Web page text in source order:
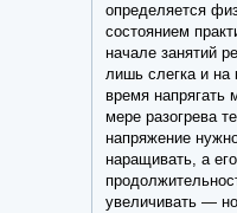
определяется
состоянием
начале занятий
лишь слегка и на
время
мере разогрева
напряжение
наращивать, а его
увеличивать —